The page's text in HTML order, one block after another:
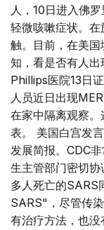
人，10日进入佛
轻微咳嗽症状。
触。目前，在美
知，看是否有人
Phillips医院13日
人员近日出现
在家中隔离观察
表。 美国白宫发
发展简报。CDC
生主管部门密切
多人死亡的SARS
SARS"，尽管传
有治疗方法，也